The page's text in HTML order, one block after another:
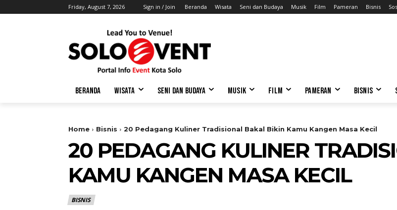
Friday, August 7, 2026 Sign in / Join Beranda Wisata Seni dan Budaya Musik Film Pameran Bisnis
BERANDA WISATA SENI DAN BUDAYA MUSIK FILM PAMERAN BISNIS
Home Bisnis 20 Pedagang Kuliner Tradisional Bakal Bikin Kamu Kangen Masa Kecil
20 PEDAGANG KULINER
KAMU KANGEN MASA KECIL
BISNIS